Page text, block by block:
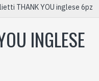
THANK YOU inglese 6pz
INGLESE